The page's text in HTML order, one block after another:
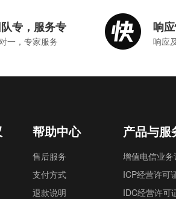
专，服务专
一，专家服务
响
响应
帮助中心
售后服务
支付方式
退款说明
产品与服
增值电信业
ICP经营许可
IDC经营许可